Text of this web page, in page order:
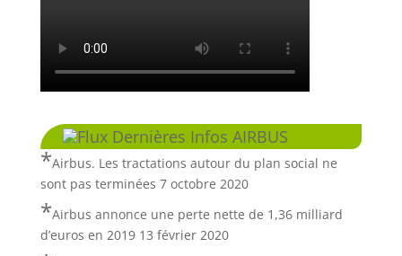
Dernières Infos AIRBUS
Airbus. Les tractations autour du plan social ne
sont pas terminées 7 octobre 2020
Airbus annonce une perte nette de 1,36 milliard
d’euros en 2019 13 février 2020